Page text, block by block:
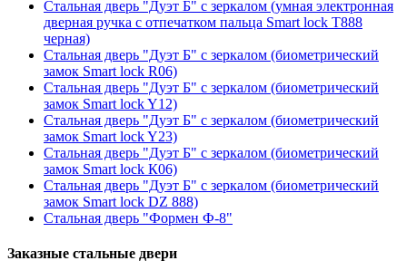
Стальная дверь "Дуэт Б" с зеркалом (умная электронная
дверная ручка с отпечатком пальца Smart lock T888
черная)
Стальная дверь "Дуэт Б" с зеркалом (биометрический
замок Smart lock R06)
Стальная дверь "Дуэт Б" с зеркалом (биометрический
замок Smart lock Y12)
Стальная дверь "Дуэт Б" с зеркалом (биометрический
замок Smart lock Y23)
Стальная дверь "Дуэт Б" с зеркалом (биометрический
замок Smart lock К06)
Стальная дверь "Дуэт Б" с зеркалом (биометрический
замок Smart lock DZ 888)
Стальная дверь "Формен Ф-8"
Заказные стальные двери